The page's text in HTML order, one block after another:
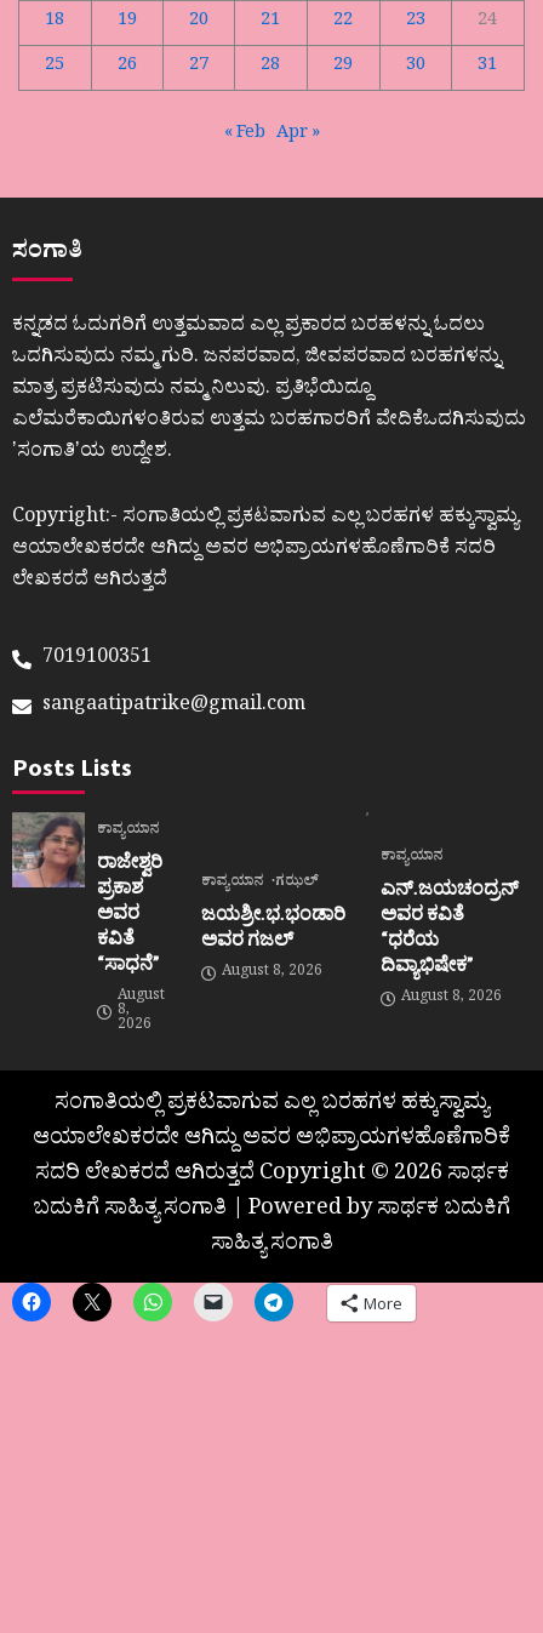
18
19 20 21 22 23
24
25
26 27 28 29 30 31
« Feb Apr »
ಸಂಗಾತಿ
ಕನ್ನಡದ ಓದುಗರಿಗೆ ಉತ್ತಮವಾದ ಎಲ್ಲ ಪ್ರಕಾರದ ಬರಹಳನ್ನು ಓದಲು
ಒದಗಿಸುವುದು ನಮ್ಮ ಗುರಿ. ಜನಪರವಾದ, ಜೀವಪರವಾದ ಬರಹಗಳನ್ನು
ಮಾತ್ರ ಪ್ರಕಟಿಸುವುದು ನಮ್ಮ ನಿಲುವು. ಪ್ರತಿಭೆಯಿದ್ದೂ
ಎಲೆಮರೆಕಾಯಿಗಳಂತಿರುವ ಉತ್ತಮ ಬರಹಗಾರರಿಗೆ ವೇದಿಕೆಒದಗಿಸುವುದು
ʼಸಂಗಾತಿʼಯ ಉದ್ದೇಶ.
Copyright:- ಸಂಗಾತಿಯಲ್ಲಿ ಪ್ರಕಟವಾಗುವ ಎಲ್ಲ ಬರಹಗಳ ಹಕ್ಕುಸ್ವಾಮ್ಯ
ಆಯಾಲೇಖಕರದೇ ಆಗಿದ್ದು ಅವರ ಅಭಿಪ್ರಾಯಗಳಹೊಣೆಗಾರಿಕೆ ಸದರಿ
ಲೇಖಕರದೆ ಆಗಿರುತ್ತದೆ
7019100351
sangaatipatrike@gmail.com
Posts Lists
ಕಾವ್ಯಯಾನ
ರಾಜೇಶ್ವರಿ
ಪ್ರಕಾಶ
ಅವರ
ಕವಿತೆ
“ಸಾಧನೆ”
August
8,
2026
ಕಾವ್ಯಯಾನ ಗಝಲ್
ಜಯಶ್ರೀ.ಭ.ಭಂಡಾರಿ
ಅವರ ಗಜಲ್
August 8, 2026
ಕಾವ್ಯಯಾನ
ಎನ್.ಜಯಚಂದ್ರನ್
ಅವರ ಕವಿತೆ
“ಧರೆಯ
ದಿವ್ಯಾಭಿಷೇಕ”
August 8, 2026
ಸಂಗಾತಿಯಲ್ಲಿ ಪ್ರಕಟವಾಗುವ ಎಲ್ಲ ಬರಹಗಳ ಹಕ್ಕುಸ್ವಾಮ್ಯ
ಆಯಾಲೇಖಕರದೇ ಆಗಿದ್ದು ಅವರ ಅಭಿಪ್ರಾಯಗಳಹೊಣೆಗಾರಿಕೆ
ಸದರಿ ಲೇಖಕರದೆ ಆಗಿರುತ್ತದೆ Copyright © 2026 ಸಾರ್ಥಕ
ಬದುಕಿಗೆ ಸಾಹಿತ್ಯ ಸಂಗಾತಿ | Powered by ಸಾರ್ಥಕ ಬದುಕಿಗೆ
ಸಾಹಿತ್ಯ ಸಂಗಾತಿ
More